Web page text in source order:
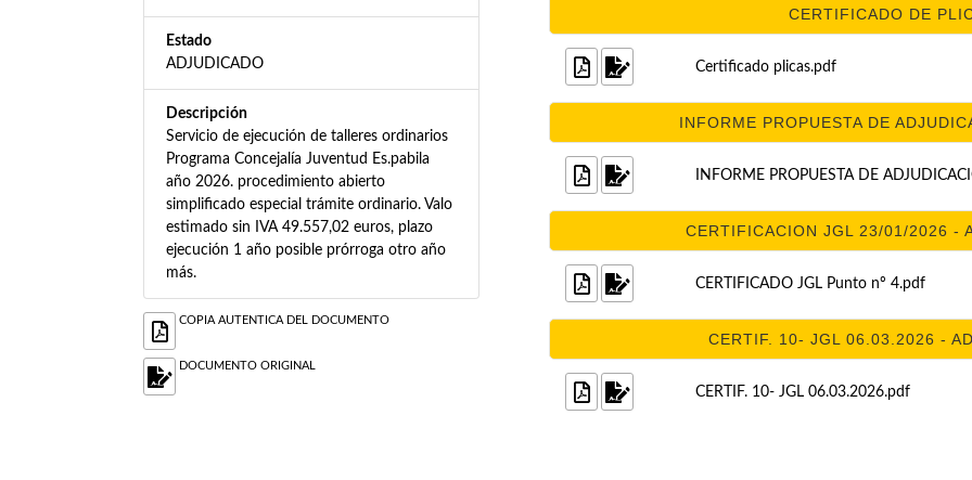
Estado
ADJUDICADO
Descripción
Servicio de ejecución de talleres ordinarios
Programa Concejalía Juventud Es.pabila
año 2026. procedimiento abierto
simplificado especial trámite ordinario. Valo
estimado sin IVA 49.557,02 euros, plazo
ejecución 1 año posible prórroga otro año
más.
COPIA AUTENTICA DEL DOCUMENTO
DOCUMENTO ORIGINAL
CERTIFICADO DE
Certificado plicas.pdf
INFORME PROPUESTA DE
INFORME PROPUESTA DE
CERTIFICACION JGL 23/01/2026 -
CERTIFICADO JGL Punto nº 4.pdf
CERTIF. 10- JGL 06.03.2026 -
CERTIF. 10- JGL 06.03.2026.pdf